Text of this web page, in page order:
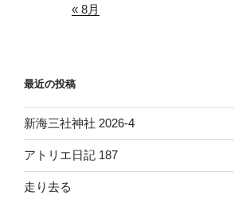
« 8月
最近の投稿
新海三社神社 2026-4
アトリエ日記 187
走り去る